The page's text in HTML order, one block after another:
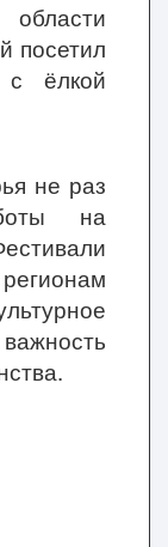
посетил
с ёлкой
не раз
на